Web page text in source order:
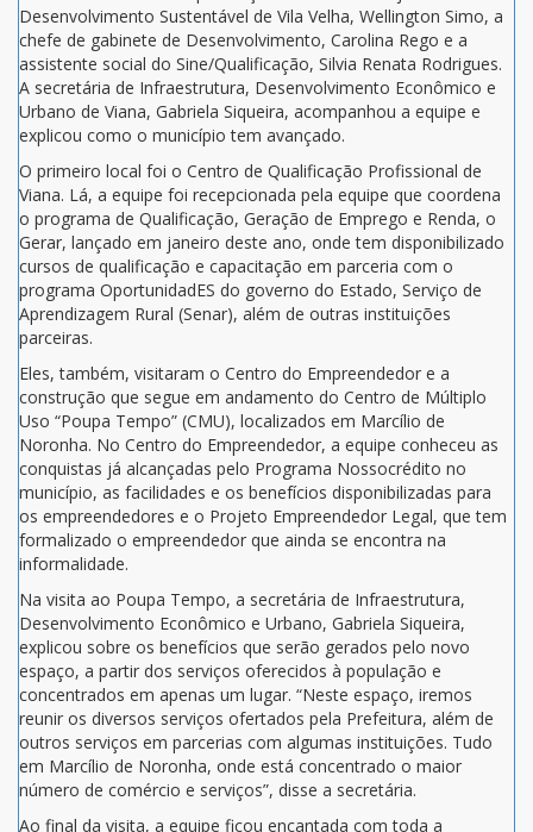
Desenvolvimento Sustentável de Vila Velha, Wellington Simo, a
chefe de gabinete de Desenvolvimento, Carolina Rego e a
assistente social do Sine/Qualificação, Silvia Renata Rodrigues.
A secretária de Infraestrutura, Desenvolvimento Econômico e
Urbano de Viana, Gabriela Siqueira, acompanhou a equipe e
explicou como o município tem avançado.
O primeiro local foi o Centro de Qualificação Profissional de
Viana. Lá, a equipe foi recepcionada pela equipe que coordena
o programa de Qualificação, Geração de Emprego e Renda, o
Gerar, lançado em janeiro deste ano, onde tem disponibilizado
cursos de qualificação e capacitação em parceria com o
programa OportunidadES do governo do Estado, Serviço de
Aprendizagem Rural (Senar), além de outras instituições
parceiras.
Eles, também, visitaram o Centro do Empreendedor e a
construção que segue em andamento do Centro de Múltiplo
Uso “Poupa Tempo” (CMU), localizados em Marcílio de
Noronha. No Centro do Empreendedor, a equipe conheceu as
conquistas já alcançadas pelo Programa Nossocrédito no
município, as facilidades e os benefícios disponibilizadas para
os empreendedores e o Projeto Empreendedor Legal, que tem
formalizado o empreendedor que ainda se encontra na
informalidade.
Na visita ao Poupa Tempo, a secretária de Infraestrutura,
Desenvolvimento Econômico e Urbano, Gabriela Siqueira,
explicou sobre os benefícios que serão gerados pelo novo
espaço, a partir dos serviços oferecidos à população e
concentrados em apenas um lugar. “Neste espaço, iremos
reunir os diversos serviços ofertados pela Prefeitura, além de
outros serviços em parcerias com algumas instituições. Tudo
em Marcílio de Noronha, onde está concentrado o maior
número de comércio e serviços”, disse a secretária.
Ao final da visita, a equipe ficou encantada com toda a